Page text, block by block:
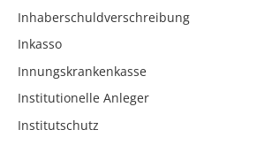
Inhaberschuldverschreibung
Inkasso
Innungskrankenkasse
Institutionelle Anleger
Institutschutz